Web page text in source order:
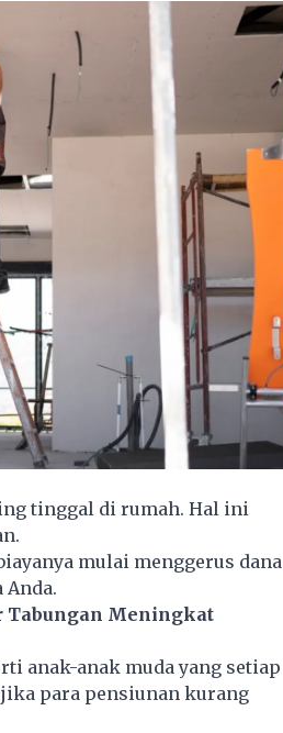
tinggal di rumah. Hal ini
mulai menggerus dana
Tabungan Meningkat
anak-anak muda yang setiap
para pensiunan kurang